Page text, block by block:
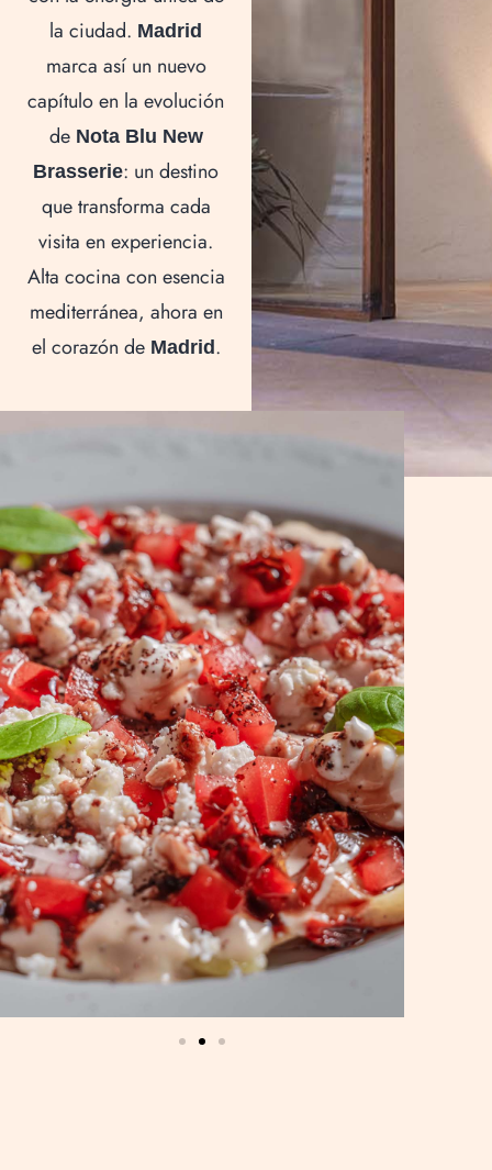
la ciudad. Madrid
marca así un nuevo
capítulo en la evolución
de
Nota Blu New
Brasserie
: un destino
que transforma cada
visita en experiencia.
Alta cocina con esencia
mediterránea, ahora en
el corazón de
Madrid